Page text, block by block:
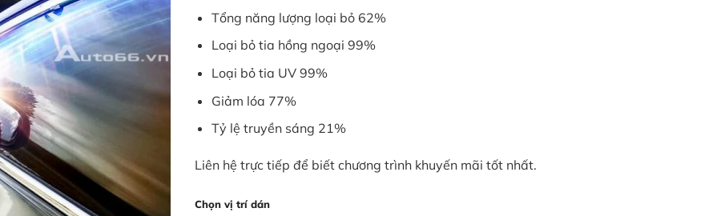
Tổng năng lượng loại bỏ 62%
Loại bỏ tia hồng ngoại 99%
Loại bỏ tia UV 99%
Giảm lóa 77%
Tỷ lệ truyền sáng 21%
Liên hệ trực tiếp để biết chương trình khuyến mãi tốt nhất.
Chọn vị trí dán